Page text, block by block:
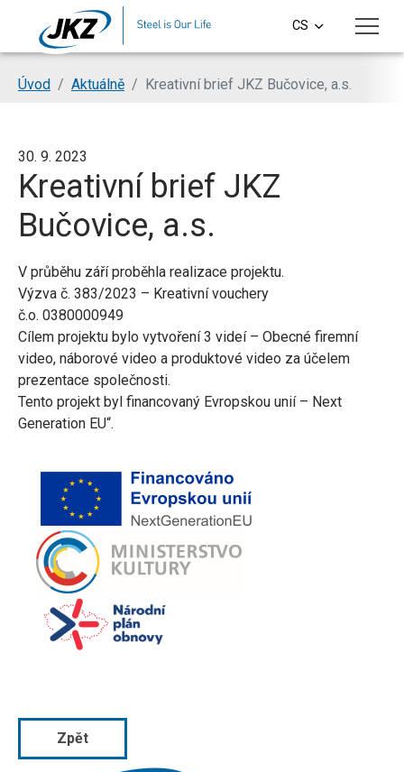
Přeskočit na hlavní obsah
CS
Jsi tady:
Úvod Aktuálně Kreativní brief JKZ Bučovice, a.s.
30. 9. 2023
Kreativní brief JKZ
Bučovice, a.s.
V průběhu září proběhla realizace projektu.
Výzva č. 383/2023 – Kreativní vouchery
č.o. 0380000949
Cílem projektu bylo vytvoření 3 videí – Obecné firemní
video, náborové video a produktové video za účelem
prezentace společnosti.
Tento projekt byl financovaný Evropskou unií – Next
Generation EU“.
Zpět